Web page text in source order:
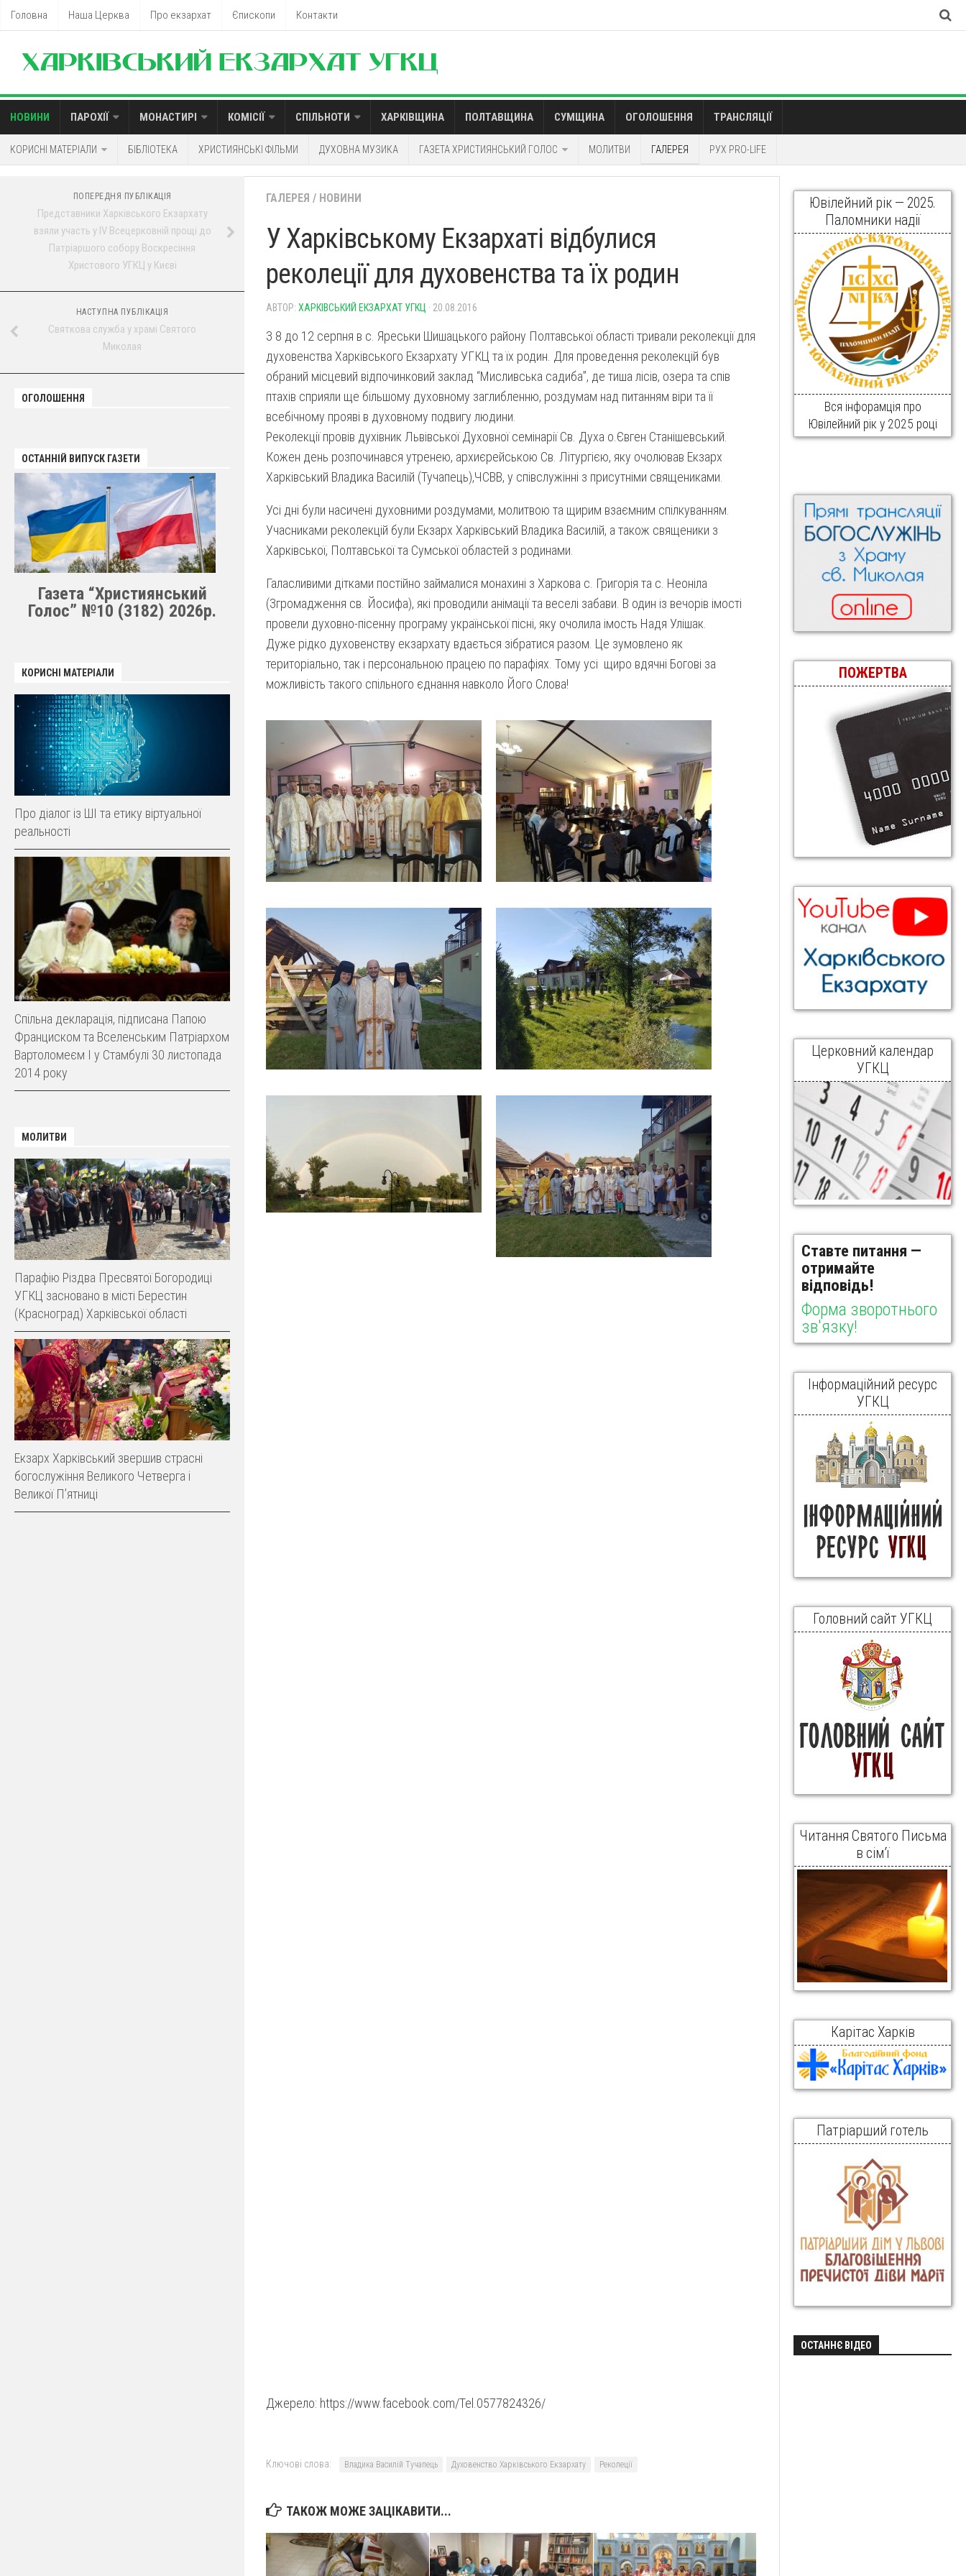
Головна Наша Церква Про екзархат Єпископи Контакти
НОВИНИ ПАРОХІЇ МОНАСТИРІ КОМІСІЇ СПІЛЬНОТИ ХАРКІВЩИНА ПОЛТАВЩИНА СУМЩИНА ОГОЛОШЕННЯ ТРАНСЛЯЦІЇ
КОРИСНІ МАТЕРІАЛИ БІБЛІОТЕКА ХРИСТИЯНСЬКІ ФІЛЬМИ ДУХОВНА МУЗИКА ГАЗЕТА ХРИСТИЯНСЬКИЙ ГОЛОС МОЛИТВИ ГАЛЕРЕЯ РУХ PRO-LIFE
ГАЛЕРЕЯ / НОВИНИ
У Харківському Екзархаті відбулися
реколеції для духовенства та їх родин
АВТОР: ХАРКІВСЬКИЙ ЕКЗАРХАТ УГКЦ · 20.08.2016
З 8 до 12 серпня в с. Яреськи Шишацького району Полтавської області тривали реколекції для
духовенства Харківського Екзархату УГКЦ та їх родин. Для проведення реколекцій був
обраний місцевий відпочинковий заклад “Мисливська садиба”, де тиша лісів, озера та спів
птахів сприяли ще більшому духовному заглибленню, роздумам над питанням віри та її
всебічному прояві в духовному подвигу людини.
Реколекції провів духівник Львівської Духовної семінарії Св. Духа о.Євген Станішевський.
Кожен день розпочинався утренею, архиєрейською Св. Літургією, яку очолював Екзарх
Харківський Владика Василій (Тучапець),ЧСВВ, у співслужінні з присутніми священиками.
Усі дні були насичені духовними роздумами, молитвою та щирим взаємним спілкуванням.
Учасниками реколекцій були Екзарх Харківський Владика Василій, а також священики з
Харківської, Полтавської та Сумської областей з родинами.
Галасливими дітками постійно займалися монахині з Харкова с. Григорія та с. Неоніла
(Згромадження св. Йосифа), які проводили анімації та веселі забави. В один із вечорів імості
провели духовно-пісенну програму української пісні, яку очолила імость Надя Улішак.
Дуже рідко духовенству екзархату вдається зібратися разом. Це зумовлено як
територіально, так і персональною працею по парафіях. Тому усі щиро вдячні Богові за
можливість такого спільного єднання навколо Його Слова!
Джерело: https://www.facebook.com/Tel.0577824326/
Ключові слова: Владика Василій Тучапець Духовенство Харківського Екзархату Реколеції
ТАКОЖ МОЖЕ ЗАЦІКАВИТИ...
ПОПЕРЕДНЯ ПУБЛІКАЦІЯ
Представники Харківського Екзархату
взяли участь у IV Всецерковній прощі до
Патріаршого собору Воскресіння
Христового УГКЦ у Києві
НАСТУПНА ПУБЛІКАЦІЯ
Святкова служба у храмі Святого
Миколая
ОГОЛОШЕННЯ
ОСТАННІЙ ВИПУСК ГАЗЕТИ
Газета “Християнський
Голос” №10 (3182) 2026р.
КОРИСНІ МАТЕРІАЛИ
Про діалог із ШІ та етику віртуальної
реальності
Спільна декларація, підписана Папою
Франциском та Вселенським Патріархом
Вартоломеєм І у Стамбулі 30 листопада
2014 року
МОЛИТВИ
Парафію Різдва Пресвятої Богородиці
УГКЦ засновано в місті Берестин
(Красноград) Харківської області
Екзарх Харківський звершив страсні
богослужіння Великого Четверга і
Великої Пʼятниці
Ювілейний рік — 2025.
Паломники надії
Вся інфорамція про
Ювілейний рік у 2025 році
ПОЖЕРТВА
Церковний календар
УГКЦ
Ставте питання —
отримайте
відповідь!
Форма зворотнього
зв'язку!
Інформаційний ресурс
УГКЦ
Головний сайт УГКЦ
Читання Святого Письма
в сім’ї
Карітас Харків
Патріарший готель
ОСТАННЄ ВІДЕО